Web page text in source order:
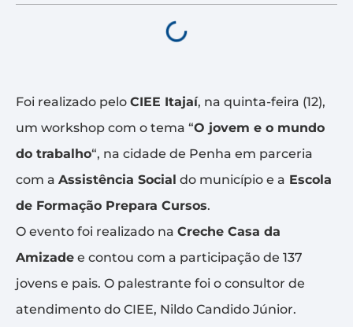
Foi realizado pelo CIEE Itajaí, na quinta-feira (12),
um workshop com o tema “O jovem e o mundo
do trabalho“, na cidade de Penha em parceria
com a Assistência Social do município e a Escola
de Formação Prepara Cursos.
O evento foi realizado na Creche Casa da
Amizade e contou com a participação de 137
jovens e pais. O palestrante foi o consultor de
atendimento do CIEE, Nildo Candido Júnior.